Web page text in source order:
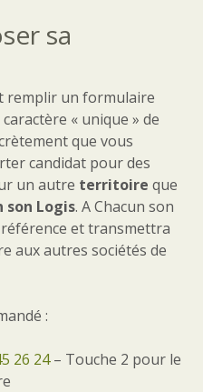
sa
remplir un formulaire
caractère « unique » de
que vous
candidat pour des
un autre territoire que
son Logis. A Chacun son
et transmettra
aux autres sociétés de
:
26 24– Touche 2 pour le